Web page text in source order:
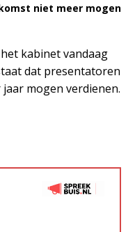
niet meer mogen
ka­bi­net van­daag
dat presentatoren
mogen verdienen.